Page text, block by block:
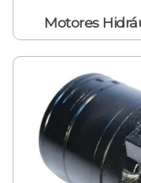
Motores